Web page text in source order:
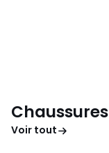
Chaussures
Voir tout